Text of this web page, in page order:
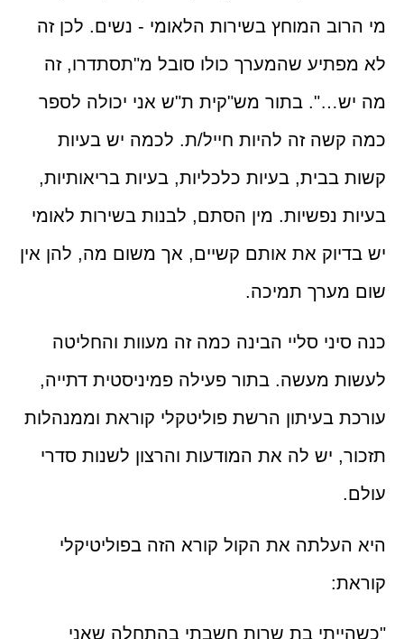
מי הרוב המוחץ בשירות הלאומי - נשים. לכן זה
לא מפתיע שהמערך כולו סובל מ"תסתדרו, זה
מה יש…". בתור מש"קית ת"ש אני יכולה לספר
כמה קשה זה להיות חייל/ת. לכמה יש בעיות
קשות בבית, בעיות כלכליות, בעיות בריאותיות,
בעיות נפשיות. מין הסתם, לבנות בשירות לאומי
יש בדיוק את אותם קשיים, אך משום מה, להן אין
שום מערך תמיכה.
כנה סיני סליי הבינה כמה זה מעוות והחליטה
לעשות מעשה. בתור פעילה פמיניסטית דתייה,
עורכת בעיתון הרשת פוליטקלי קוראת וממנהלות
תזכור, יש לה את המודעות והרצון לשנות סדרי
עולם.
היא העלתה את הקול קורא הזה בפוליטיקלי
קוראת:
"כשהייתי בת שרות חשבתי בהתחלה שאני